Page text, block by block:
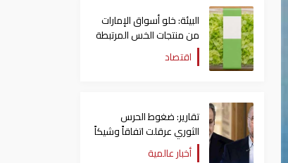
البيئة: خلو أسواق الإمارات
من منتجات الخس المرتبطة
بتفشي داء السيكلوسبورا
اقتصاد
تقارير: ضغوط الحرس
الثوري عرقلت اتفاقاً وشيكاً
حول هرمز
أخبار عالمية